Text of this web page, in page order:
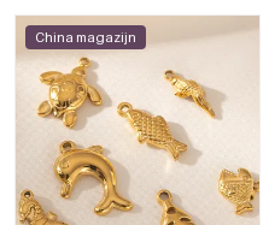
China magazijn